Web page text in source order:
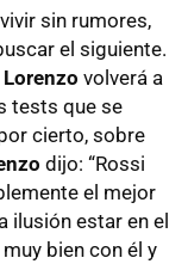
sin rumores,
el siguiente.
Lorenzo volverá a
tests que se
cierto, sobre
dijo: “Rossi
el mejor
ilusión estar en el
bien con él y